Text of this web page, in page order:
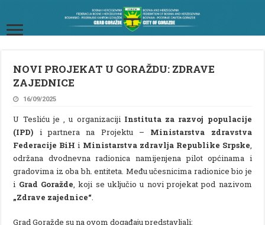
NOVI PROJEKAT U GORAŽDU: ZDRAVE
ZAJEDNICE
16/09/2025
U Tesliću je , u organizaciji Instituta za razvoj populacije
(IPD) i partnera na Projektu – Ministarstva zdravstva
Federacije BiH i Ministarstva zdravlja Republike Srpske
održana dvodnevna radionica namijenjena pilot općinama i
gradovima iz oba bh. entiteta. Među učesnicima radionice bio je
i Grad Goražde , koji se uključio u novi projekat pod nazivom
„Zdrave zajednice“
Grad Goražde su na ovom događaju predstavljali: